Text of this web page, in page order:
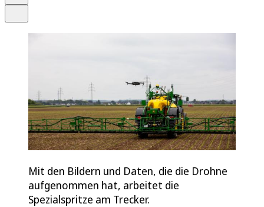
Mit den Bildern und Daten, die die Drohne
aufgenommen hat, arbeitet die
Spezialspritze am Trecker.